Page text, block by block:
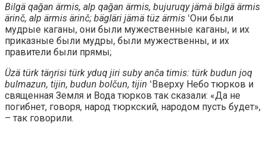
Bilgä qağan ärmis, alp qağan ärmis, bujuruqy jämä bilgä ärmis
ärinč, alp ärmis ärinč; bägläri jämä tüz ärmis ʻОни были
мудрые каганы, они были мужественные каганы, и их
приказные были мудры, были мужественны, и их
правители были прямы;
Üzä türk täŋrisi türk yduq jiri suby anča timis: türk budun joq
bulmazun, tijin, budun bolčun, tijin ʻВверху Небо тюрков и
священная Земля и Вода тюрков так сказали: «Да не
погибнет, говоря, народ тюркский, народом пусть будет»,
– так говорили.